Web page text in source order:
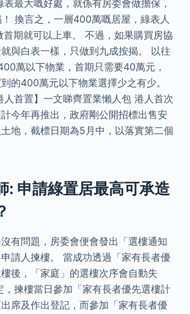
最大嘅好處，就係有房委會做擔保，
換言之，一層400萬嘅居屋，綠表人
期就可以上車。 不過，如果購買房協
與白表一樣，只做到九成按揭。 以往
萬以下物業，首期只需要40萬元，
的400萬元以下物業選擇少之有少。
人首置】一文睇齊置業懶人包 港人首次
今年再推出，政府剛公開招標出售安
地，截標日期為5月中，以落實第二個
: 申請綠置居最高可承造
有問題，房委會便會發出「選樓通知
請人揀樓。 當成功透過「家有長者優
後，「家庭」的選樓次序會自動失
，揀樓當日參加「家有長者優先選樓計
席及作出登記，而參加「家有長者優